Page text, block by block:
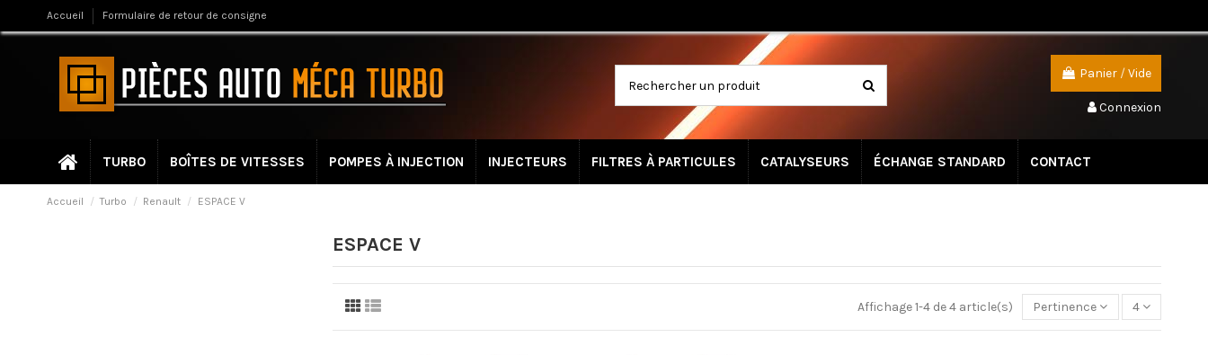
Accueil Formulaire de retour de consigne
Panier /Vide
Connexion
TURBO BOÎTES DE VITESSES POMPES À INJECTION INJECTEURS FILTRES À PARTICULES CATALYSEURS ÉCHANGE STANDARD CONTACT
Accueil Turbo Renault ESPACE V
ESPACE V
Affichage 1-4 de 4 article(s) Pertinence 4